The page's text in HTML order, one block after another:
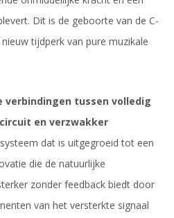
Dit is de geboorte van de C-
tijdperk van pure muzikale
verbindingen tussen volledig
en verzwakker
dat is uitgegroeid tot een
die de natuurlijke
zonder feedback biedt door
van het versterkte signaal